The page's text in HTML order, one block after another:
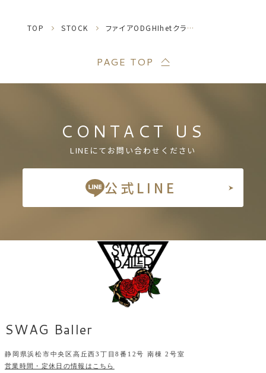
TOP STOCK ファイアODGHIhetクラウン♀
CONTACT US
LINEにてお問い合わせください
公式LINE
SWAG Baller
静岡県浜松市中央区高丘西3丁目8番12号 南棟 2号室
営業時間・定休日の情報はこちら
PAGE TOP